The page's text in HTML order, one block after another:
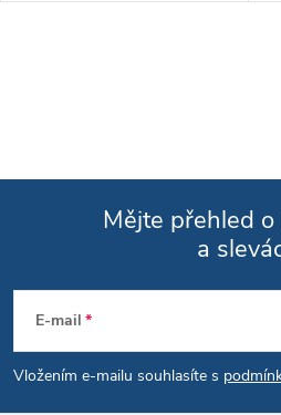
Mějte přehled
a
E-mail
Vložením e-mailu souhlasíte s